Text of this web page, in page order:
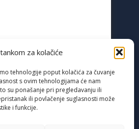
za kolačiće
tehnologije poput kolačića za čuvanje
s ovim tehnologijama će nam
su ponašanje pri pregledavanju ili
ili povlačenje suglasnosti može
i funkcije.